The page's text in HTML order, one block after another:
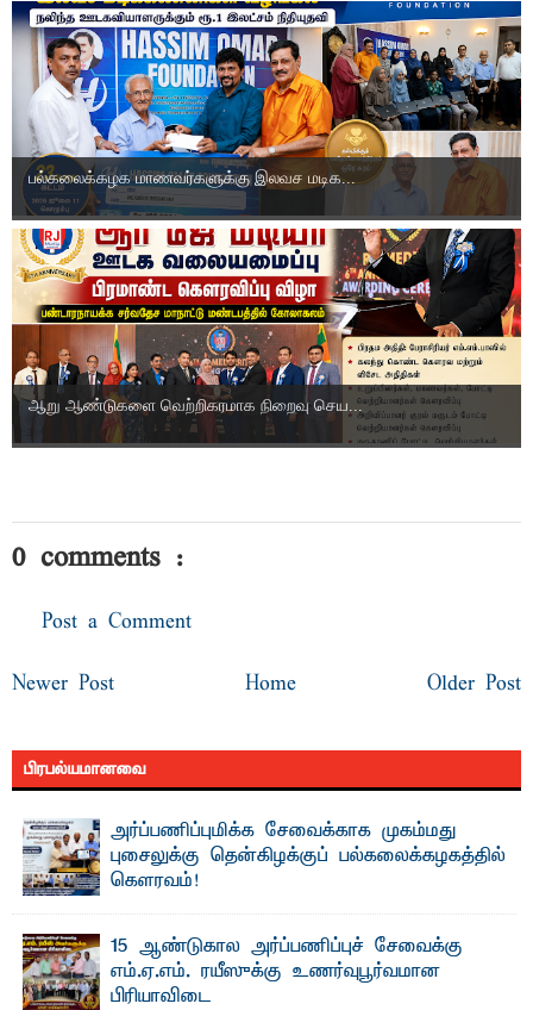
பல்கலைக்கழக மாணவர்களுக்கு இலவச மடிக...
ஆறு ஆண்டுகளை வெற்றிகரமாக நிறைவு செய...
0 comments :
Post a Comment
Newer Post Older Post
Home
பிரபல்யமானவை
அர்ப்பணிப்புமிக்க சேவைக்காக முகம்மது
புசைலுக்கு தென்கிழக்குப் பல்கலைக்கழகத்தில்
கௌரவம்!
15 ஆண்டுகால அர்ப்பணிப்புச் சேவைக்கு
எம்.ஏ.எம். ரயீஸுக்கு உணர்வுபூர்வமான
பிரியாவிடை